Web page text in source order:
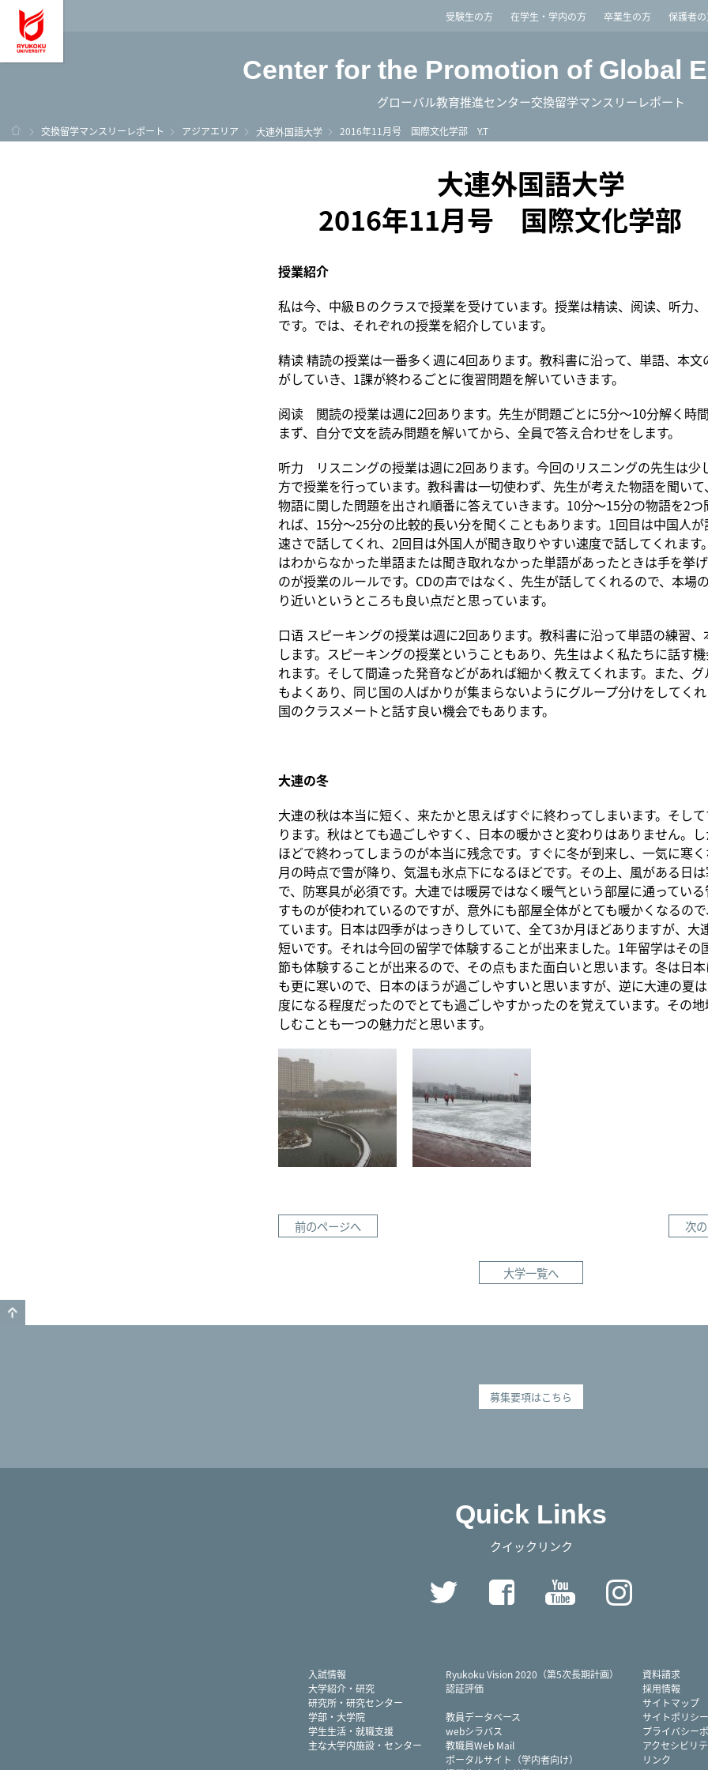
龍谷大学 You, Unlimited受験生の方 在学生・学内の方 卒業生の方 保護者
Center for the Promotion of Global
グローバル教育推進センター交換留学マンスリーレポート
ホーム
交換留学マンスリーレポート アジアエリア 大連外国語大学 2016年11月号 国際文化学部 Y.T
大連外国語大学
2016年11月号 国際文化学部
授業紹介
私は今、中級Ｂのクラスで授業を受けています。授業は精读、阅读、听力
です。では、それぞれの授業を紹介しています。
精读 精読の授業は一番多く週に4回あります。教科書に沿って、単語、本文
がしていき、1課が終わるごとに復習問題を解いていきます。
阅读 閲読の授業は週に2回あります。先生が問題ごとに5分～10分解く時
まず、自分で文を読み問題を解いてから、全員で答え合わせをします。
听力 リスニングの授業は週に2回あります。今回のリスニングの先生は少
方で授業を行っています。教科書は一切使わず、先生が考えた物語を聞い
物語に関した問題を出され順番に答えていきます。10分～15分の物語を2
れば、15分～25分の比較的長い分を聞くこともあります。1回目は中国人
速さで話してくれ、2回目は外国人が聞き取りやすい速度で話してくれます
はわからなかった単語または聞き取れなかった単語があったときは手を挙
のが授業のルールです。CDの声ではなく、先生が話してくれるので、本場
り近いというところも良い点だと思っています。
口语 スピーキングの授業は週に2回あります。教科書に沿って単語の練習
します。スピーキングの授業ということもあり、先生はよく私たちに話す
れます。そして間違った発音などがあれば細かく教えてくれます。また、
もよくあり、同じ国の人ばかりが集まらないようにグループ分けをしてく
国のクラスメートと話す良い機会でもあります。
大連の冬
大連の秋は本当に短く、来たかと思えばすぐに終わってしまいます。そし
ります。秋はとても過ごしやすく、日本の暖かさと変わりはありません。
ほどで終わってしまうのが本当に残念です。すぐに冬が到来し、一気に寒
月の時点で雪が降り、気温も氷点下になるほどです。その上、風がある日
で、防寒具が必須です。大連では暖房ではなく暖气という部屋に通ってい
すものが使われているのですが、意外にも部屋全体がとても暖かくなるの
ています。日本は四季がはっきりしていて、全て3か月ほどありますが、大
短いです。それは今回の留学で体験することが出来ました。1年留学はその
節も体験することが出来るので、その点もまた面白いと思います。冬は日
も更に寒いので、日本のほうが過ごしやすいと思いますが、逆に大連の夏
度になる程度だったのでとても過ごしやすかったのを覚えています。その
しむことも一つの魅力だと思います。
前のページへ 次
大学一覧へ
募集要項はこちら
Quick Links
クイックリンク
Twitter FacebookYouTube
入試情報
大学紹介・研究
研究所・研究センター
学部・大学院
学生生活・就職支援
主な大学内施設・センター
Ryukoku Vision 2020（第5次長期計画）
認証評価
教員データベース
webシラバス
教職員Web Mail
ポータルサイト（学内者向け）
資料請求
採用情報
サイトマップ
サイトポリシー
プライバシー
アクセシビリ
リンク